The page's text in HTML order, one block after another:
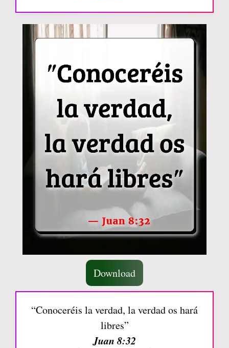
Download
“Conoceréis la verdad, la verdad os hará
libres”
Juan 8:32